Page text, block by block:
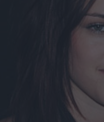
me non piace fare sesso,
sono cominciati a nascere
Margherita Zanatta. La
alle altre ragazze quelle
segreta del gigolò. E dopo
potevano mancare i primi
battibecco tra Cristina
disordine in casa. La
giovane calciatore ha
Cristina era già partita in